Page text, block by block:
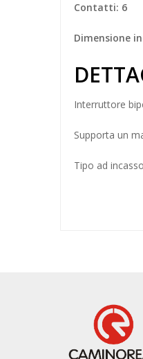
Contatti: 6
Dimensione
Interruttore
Supporta un
Tipo ad